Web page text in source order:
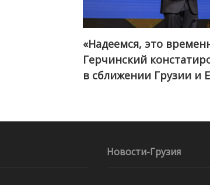
«Надеемся, это
Герчинский
в сближении Грузии и
Новости-Грузия